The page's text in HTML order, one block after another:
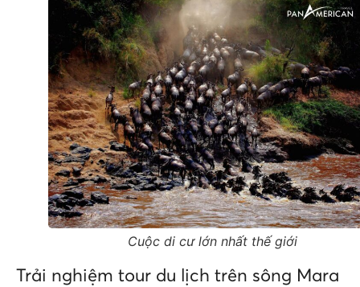
Cuộc di cư lớn nhất thế giới
Trải nghiệm tour du lịch trên sông Mara